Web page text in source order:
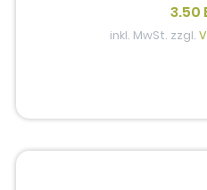
3.50
inkl. MwSt. zzgl.